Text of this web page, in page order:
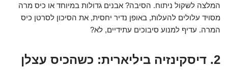
המלצה לשקול ניתוח. הסיבה? אבנים גדולות במיוחד או כיס מרה
מסויד עלולים להעלות, באופן נדיר יחסית, את הסיכון לסרטן כיס
המרה. עדיף למנוע סיבוכים עתידיים, לא?
2. דיסקינזיה ביליארית: כשהכיס עצלן